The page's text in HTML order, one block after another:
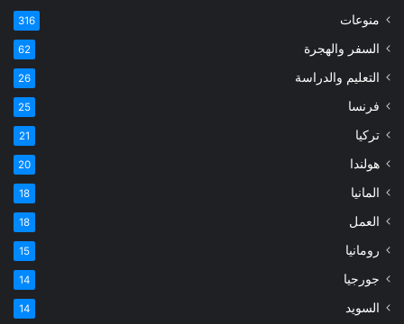
منوعات 316
السفر والهجرة 62
التعليم والدراسة 26
فرنسا 25
تركيا 21
هولندا 20
المانيا 18
العمل 18
رومانيا 15
جورجيا 14
السويد 14